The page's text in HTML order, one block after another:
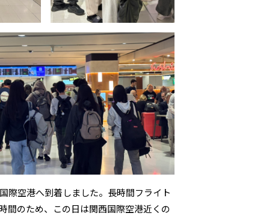
際空港へ到着しました。長時間フライト
間のため、この日は関西国際空港近くの